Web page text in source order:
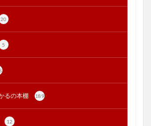
20
5
るの本棚 189
12